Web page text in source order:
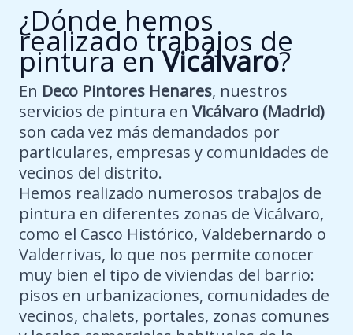
¿Dónde hemos
realizado trabajos de
pintura enVicálvaro?
En Deco Pintores Henares, nuestros
servicios de pintura en Vicálvaro (Madrid)
son cada vez más demandados por
particulares, empresas y comunidades de
vecinos del distrito.
Hemos realizado numerosos trabajos de
pintura en diferentes zonas de Vicálvaro,
como el Casco Histórico, Valdebernardo o
Valderrivas, lo que nos permite conocer
muy bien el tipo de viviendas del barrio:
pisos en urbanizaciones, comunidades de
vecinos, chalets, portales, zonas comunes